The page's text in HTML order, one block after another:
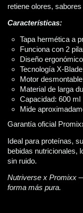
retiene olores,
Características:
Tapa hermética a
Funciona con 2
Diseño
Tecnología X-
Motor
Material de larga
Capacidad: 600 ml
Mide
Garantía oficial
Ideal para proteínas,
bebidas nutricionales,
sin ruido.
Nutriverse x Promixx
forma más pura.